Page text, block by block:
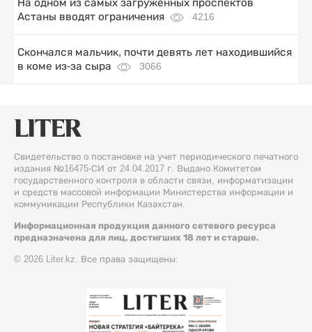
Астаны вводят ограничения
4216
Скончался мальчик, почти девять лет находившийся
в коме из-за сыра
3066
Свидетельство о постановке на учет периодического печатного
издания №16475-СИ от 24.04.2017 г. Выдано Комитетом
государственного контроля в области связи, информатизации
и средств массовой информации Министерства информации и
коммуникации Республики Казахстан.
Информационная продукция данного сетевого ресурса
предназначена для лиц, достигших 18 лет и старше.
© 2026 Liter.kz. Все права защищены.